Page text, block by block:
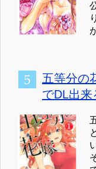
五等分の
でDL出来